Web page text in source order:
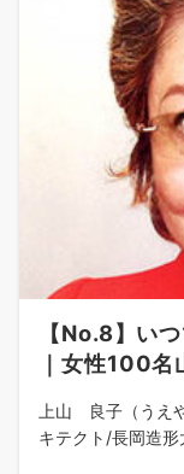
【No.8】い
｜女性100名
上山 良子（うえ
キテクト/長岡造